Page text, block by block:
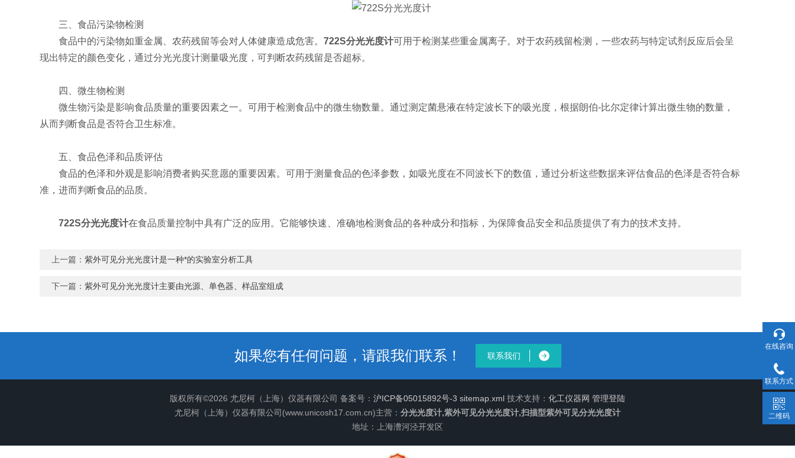
三、食品污染物检测
食品中的污染物如重金属、农药残留等会对人体健康造成危害。722S分光光度计可用于检测某些重金属离子。对于农药残留检测，一些农药与特定试剂反应后会呈
现出特定的颜色变化，通过分光光度计测量吸光度，可判断农药残留是否超标。
四、微生物检测
微生物污染是影响食品质量的重要因素之一。可用于检测食品中的微生物数量。通过测定菌悬液在特定波长下的吸光度，根据朗伯-比尔定律计算出微生物的数量，
从而判断食品是否符合卫生标准。
五、食品色泽和品质评估
食品的色泽和外观是影响消费者购买意愿的重要因素。可用于测量食品的色泽参数，如吸光度在不同波长下的数值，通过分析这些数据来评估食品的色泽是否符合标
准，进而判断食品的品质。
722S分光光度计在食品质量控制中具有广泛的应用。它能够快速、准确地检测食品的各种成分和指标，为保障食品安全和品质提供了有力的技术支持。
上一篇：紫外可见分光光度计是一种*的实验室分析工具
下一篇：紫外可见分光光度计主要由光源、单色器、样品室组成
如果您有任何问题，请跟我们联系！ 联系我们
版权所有©2026 尤尼柯（上海）仪器有限公司 备案号： 沪ICP备05015892号-3 sitemap.xml 技术支持： 化工仪器网 管理登陆
尤尼柯（上海）仪器有限公司(www.unicosh17.com.cn)主营： 分光光度计,紫外可见分光光度计,扫描型紫外可见分光光度计
地址：上海漕河泾开发区
在线咨询
联系方式
二维码